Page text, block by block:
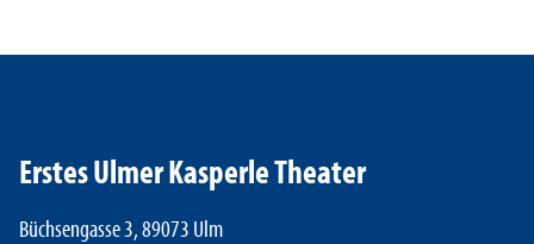
Erstes Ulmer Kasperle Theater
Büchsengasse 3, 89073 Ulm